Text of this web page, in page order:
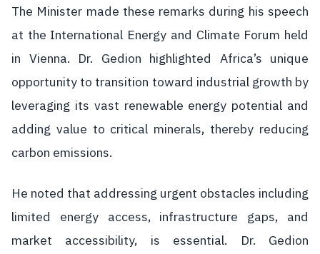
The Minister made these remarks during his speech
at the International Energy and Climate Forum held
in Vienna. Dr. Gedion highlighted Africa’s unique
opportunity to transition toward industrial growth by
leveraging its vast renewable energy potential and
adding value to critical minerals, thereby reducing
carbon emissions.
He noted that addressing urgent obstacles including
limited energy access, infrastructure gaps, and
market accessibility, is essential. Dr. Gedion